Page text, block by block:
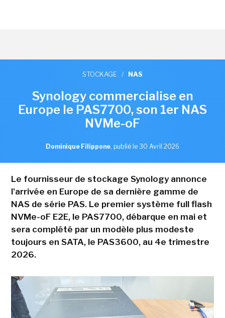
STOCKAGE / NAS
Synology commercialise en
Europe le PAS7700, son 1er NAS
NVMe-oF
Dominique Filippone, publié le 30 Avril 2026
Le fournisseur de stockage Synology annonce
l'arrivée en Europe de sa dernière gamme de
NAS de série PAS. Le premier système full flash
NVMe-oF E2E, le PAS7700, débarque en mai et
sera complété par un modèle plus modeste
toujours en SATA, le PAS3600, au 4e trimestre
2026.